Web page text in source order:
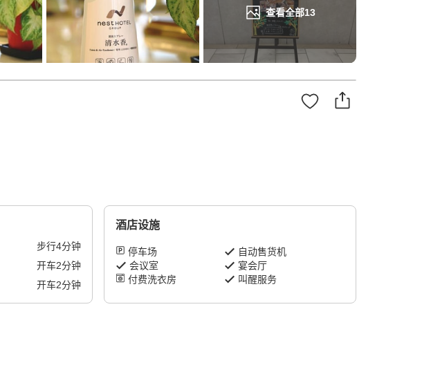
查看全部13
步行4分钟
开车2分钟
开车2分钟
酒店设施
停车场
自动售货机
会议室
宴会厅
付费洗衣房
叫醒服务